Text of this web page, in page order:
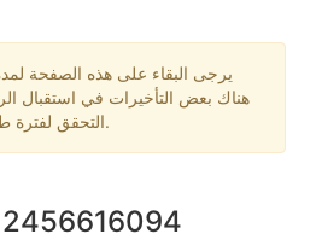
يرجى البقاء على هذه الصفحة
هناك بعض التأخيرات في استقبال
التحقق لفترة طويلة، يرجى تغيير الرقم.
2456616094